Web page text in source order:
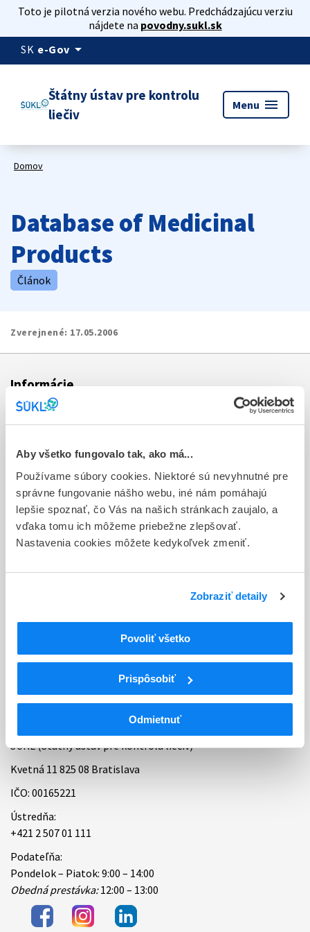
Aby všetko fungovalo tak, ako má...
Používame súbory cookies. Niektoré sú nevyhnutné pre
správne fungovanie nášho webu, iné nám pomáhajú
lepšie spoznať, čo Vás na našich stránkach zaujalo, a
vďaka tomu ich môžeme priebežne zlepšovať.
Nastavenia cookies môžete kedykoľvek zmeniť.
Zobraziť detaily
Povoliť všetko
Prispôsobiť
Odmietnuť
Toto je pilotná verzia nového webu. Predchádzajúcu verziu
nájdete na povodny.sukl.sk
SK e-Gov arrow_drop_down
Štátny ústav pre kontrolu
liečiv
Menu menu
Domov
Database of Medicinal
Products
Článok
Zverejnené: 17.05.2006
Informácie
Aktuality
Dotazník spokojnosti zákazníka
Sťažnosti a petície
Poskytovanie informácií
Ochrana osobných údajov
Úradné hodiny
Kontakt
ŠÚKL (Štátny ústav pre kontrolu liečiv)
Kvetná 11 825 08 Bratislava
IČO: 00165221
Ústredňa:
+421 2 507 01 111
Podateľňa:
Pondelok – Piatok: 9:00 – 14:00
Obedná prestávka:12:00 – 13:00